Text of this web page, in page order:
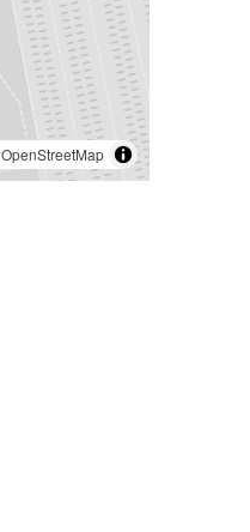
OpenStreetMap